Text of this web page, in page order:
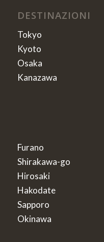
DESTINAZIONI
Tokyo
Kyoto
Osaka
Kanazawa
Furano
Shirakawa-go
Hirosaki
Hakodate
Sapporo
Okinawa